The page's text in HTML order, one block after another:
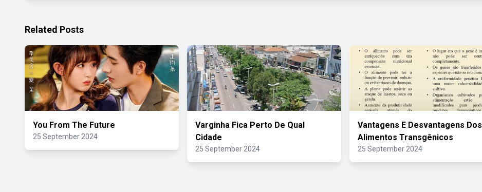
Related Posts
You From The Future
25 September 2024
Varginha Fica Perto De Qual
Cidade
25 September 2024
Vantagens E Desvantagens Dos
Alimentos Transgênicos
25 September 2024